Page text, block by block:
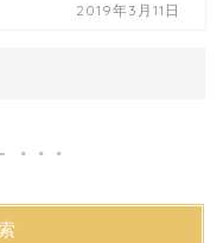
2019年3月11日